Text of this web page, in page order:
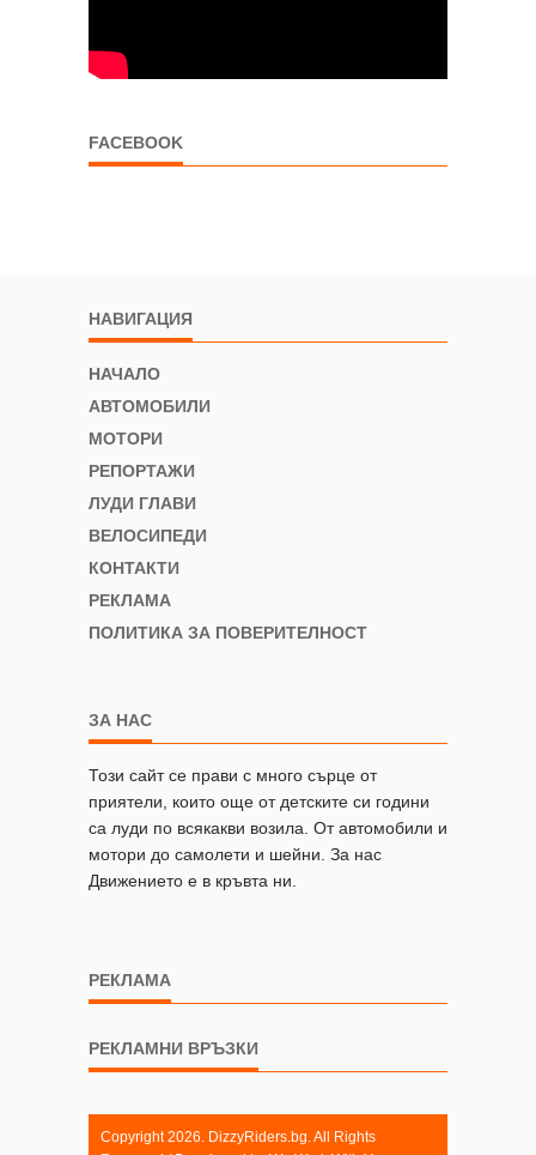
FACEBOOK
НАВИГАЦИЯ
НАЧАЛО
АВТОМОБИЛИ
МОТОРИ
РЕПОРТАЖИ
ЛУДИ ГЛАВИ
ВЕЛОСИПЕДИ
КОНТАКТИ
РЕКЛАМА
ПОЛИТИКА ЗА ПОВЕРИТЕЛНОСТ
ЗА НАС
Този сайт се прави с много сърце от
приятели, които още от детските си години
са луди по всякакви возила. От автомобили и
мотори до самолети и шейни. За нас
Движението е в кръвта ни.
РЕКЛАМА
РЕКЛАМНИ ВРЪЗКИ
Copyright 2026. DizzyRiders.bg. All Rights